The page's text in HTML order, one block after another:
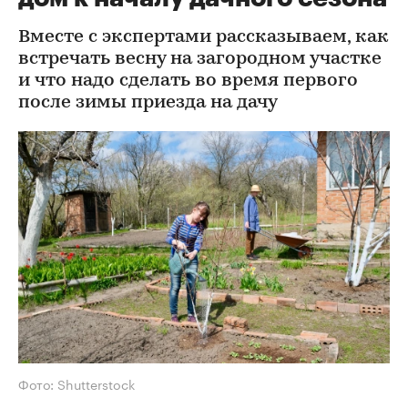
Вместе с экспертами рассказываем, как
встречать весну на загородном участке
и что надо сделать во время первого
после зимы приезда на дачу
Фото: Shutterstock